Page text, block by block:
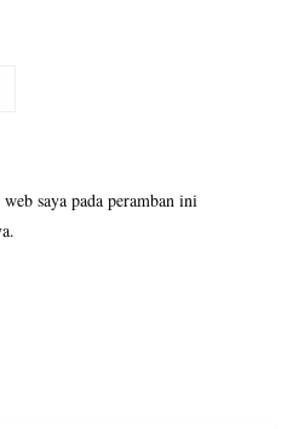
saya pada peramban ini